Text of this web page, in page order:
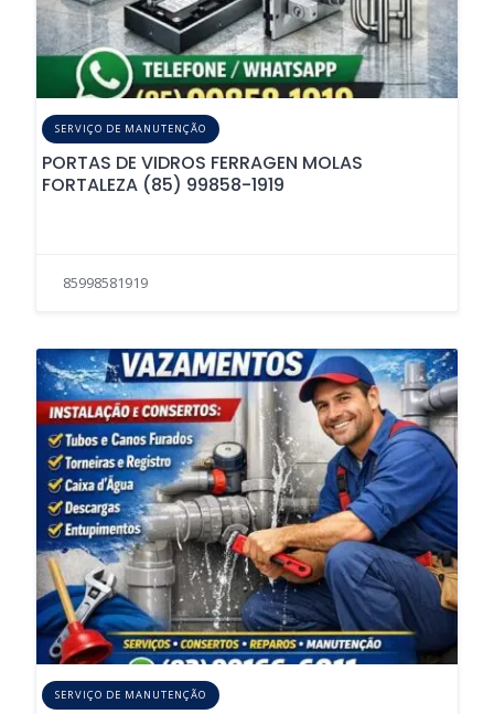
SERVIÇO DE MANUTENÇÃO
PORTAS DE VIDROS FERRAGEN MOLAS
FORTALEZA (85) 99858-1919
85998581919
SERVIÇO DE MANUTENÇÃO